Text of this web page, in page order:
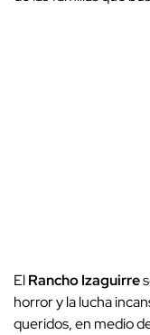
ElRancho Izaguirre
horror y la lucha
queridos, en medio